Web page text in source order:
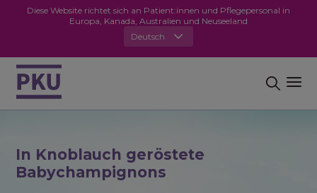
Diese Website richtet sich an Patient:innen und Pflegepersonal in
Europa, Kanada, Australien und Neuseeland
Deutsch
In Knoblauch geröstete
Babychampignons